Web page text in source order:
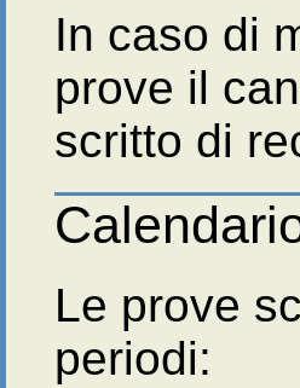
In caso di
prove il
scritto di
Le prove
periodi: